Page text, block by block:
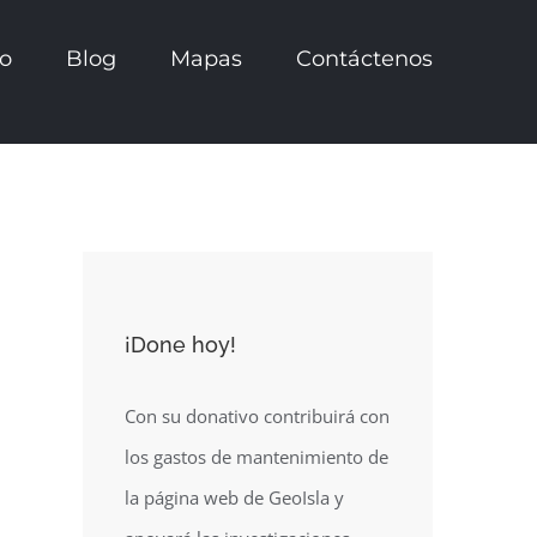
Blog Mapas Contáctenos
¡Done hoy!
Con su donativo contribuirá con
los gastos de mantenimiento de
la página web de GeoIsla y